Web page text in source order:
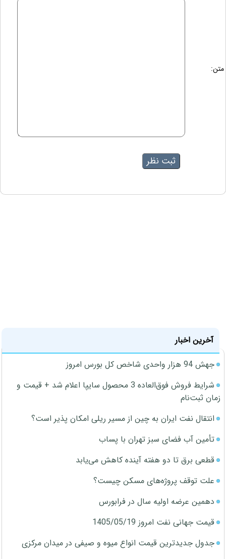
متن:
آخرین اخبار
جهش 94 هزار واحدی شاخص کل بورس امروز
شرایط فروش فوق‌العاده 3 محصول سایپا اعلام شد + قیمت و
زمان ثبت‌نام
انتقال نفت ایران به چین از مسیر ریلی امکان پذیر است؟
تأمین آب فضای سبز تهران با پساب
قطعی برق تا دو هفته آینده کاهش می‌یابد
علت توقف پروژه‌های مسکن چیست؟
دهمین عرضه اولیه سال در فرابورس
قیمت جهانی نفت امروز 1405/05/19
جدول جدیدترین قیمت انواع میوه و صیفی در میدان مرکزی